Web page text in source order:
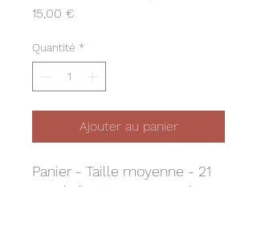
15,00 €
Quantité *
Ajouter au panier
Panier - Taille moyenne - 21
cm de haut anse comprise -